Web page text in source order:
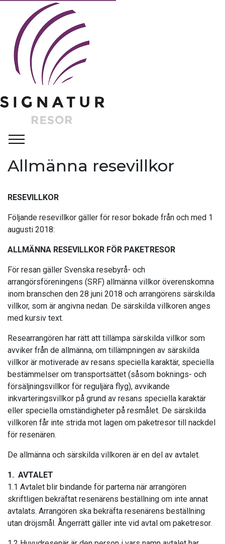
Allmänna resevillkor
RESEVILLKOR
Följande resevillkor gäller för resor bokade från och med 1
augusti 2018:
ALLMÄNNA RESEVILLKOR FÖR PAKETRESOR
För resan gäller Svenska resebyrå- och
arrangörsföreningens (SRF) allmänna villkor överenskomna
inom branschen den 28 juni 2018 och arrangörens särskilda
villkor, som är angivna nedan. De särskilda villkoren anges
med kursiv text.
Researrangören har rätt att tillämpa särskilda villkor som
avviker från de allmänna, om tillämpningen av särskilda
villkor är motiverade av resans speciella karaktär, speciella
bestämmelser om transportsättet (såsom boknings- och
försäljningsvillkor för reguljära flyg), avvikande
inkvarteringsvillkor på grund av resans speciella karaktär
eller speciella omständigheter på resmålet. De särskilda
villkoren får inte strida mot lagen om paketresor till nackdel
för resenären.
De allmänna och särskilda villkoren är en del av avtalet.
1. AVTALET
1.1 Avtalet blir bindande för parterna när arrangören
skriftligen bekräftat resenärens beställning om inte annat
avtalats. Arrangören ska bekräfta resenärens beställning
utan dröjsmål. Ångerrätt gäller inte vid avtal om paketresor.